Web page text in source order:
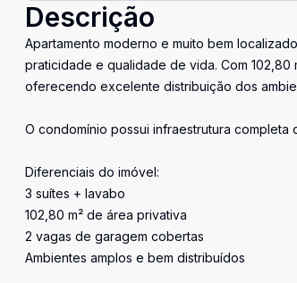
Descrição
Apartamento moderno e muito bem
praticidade e qualidade de vida. Com
oferecendo excelente distribuição dos
O condomínio possui infraestrutura
Diferenciais do imóvel:
3 suítes + lavabo
102,80 m² de área privativa
2 vagas de garagem cobertas
Ambientes amplos e bem distribuídos